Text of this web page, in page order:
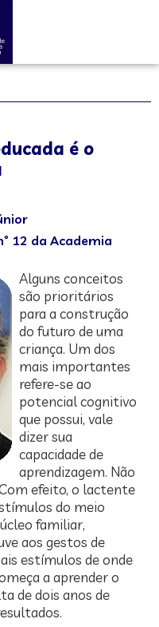
é o
12 da Academia
Alguns conceitos
são prioritários
para a construção
do futuro de uma
criança. Um dos
mais importantes
refere-se ao
potencial cognitivo
que possui, vale
dizer sua
capacidade de
aprendizagem. Não
efeito, o lactente
do meio
familiar,
aos gestos de
estímulos de onde
a aprender o
de dois anos de